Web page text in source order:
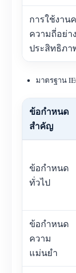
การใช้งาน
ความถี่อย่า
ประสิทธิภา
มาตรฐาน
ข้อกำหนด
สำคัญ
ข้อกำหนด
ทั่วไป
ข้อกำหนด
ความ
แม่นยำ